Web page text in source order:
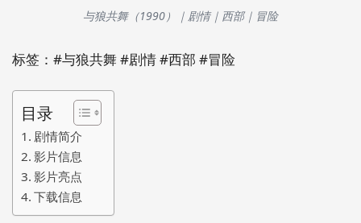
与狼共舞（1990）｜剧情｜西部｜冒险
标签：#与狼共舞 #剧情 #西部 #冒险
目录
剧情简介
影片信息
影片亮点
下载信息